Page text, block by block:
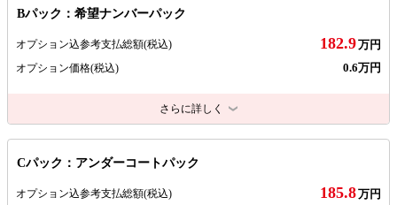
Bパック：希望ナンバーパック
オプション込参考支払総額(税込) 182.9万円
オプション価格(税込) 0.6万円
さらに詳しく
Cパック：アンダーコートパック
オプション込参考支払総額(税込) 185.8万円